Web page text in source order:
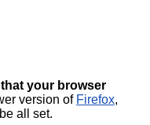
your browser
version of Firefox,
all set.